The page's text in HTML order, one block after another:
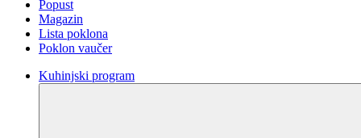
Popust
Magazin
Lista poklona
Poklon vaučer
Kuhinjski program